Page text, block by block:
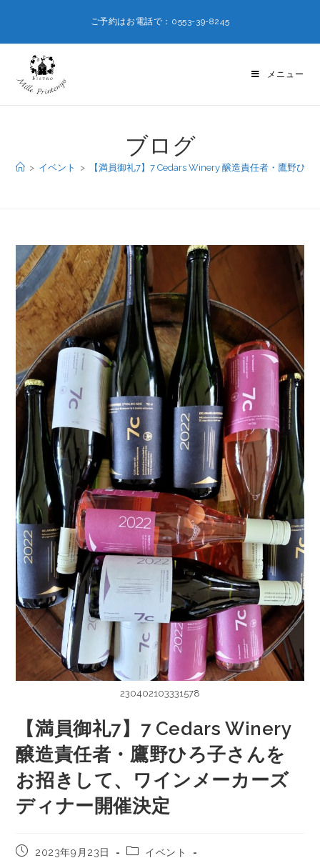
ご予約はお電話で：0553-39-8245
メニュー
ブログ
> イベント > 【満員御礼7】7 Cedars Winery 醸造責任者・鷹野ひ
230402103331578
【満員御礼7】7 Cedars Winery
醸造責任者・鷹野ひろ子さんを
お招きして、ワインメーカーズ
ディナー開催決定
2023年9月23日
イベント